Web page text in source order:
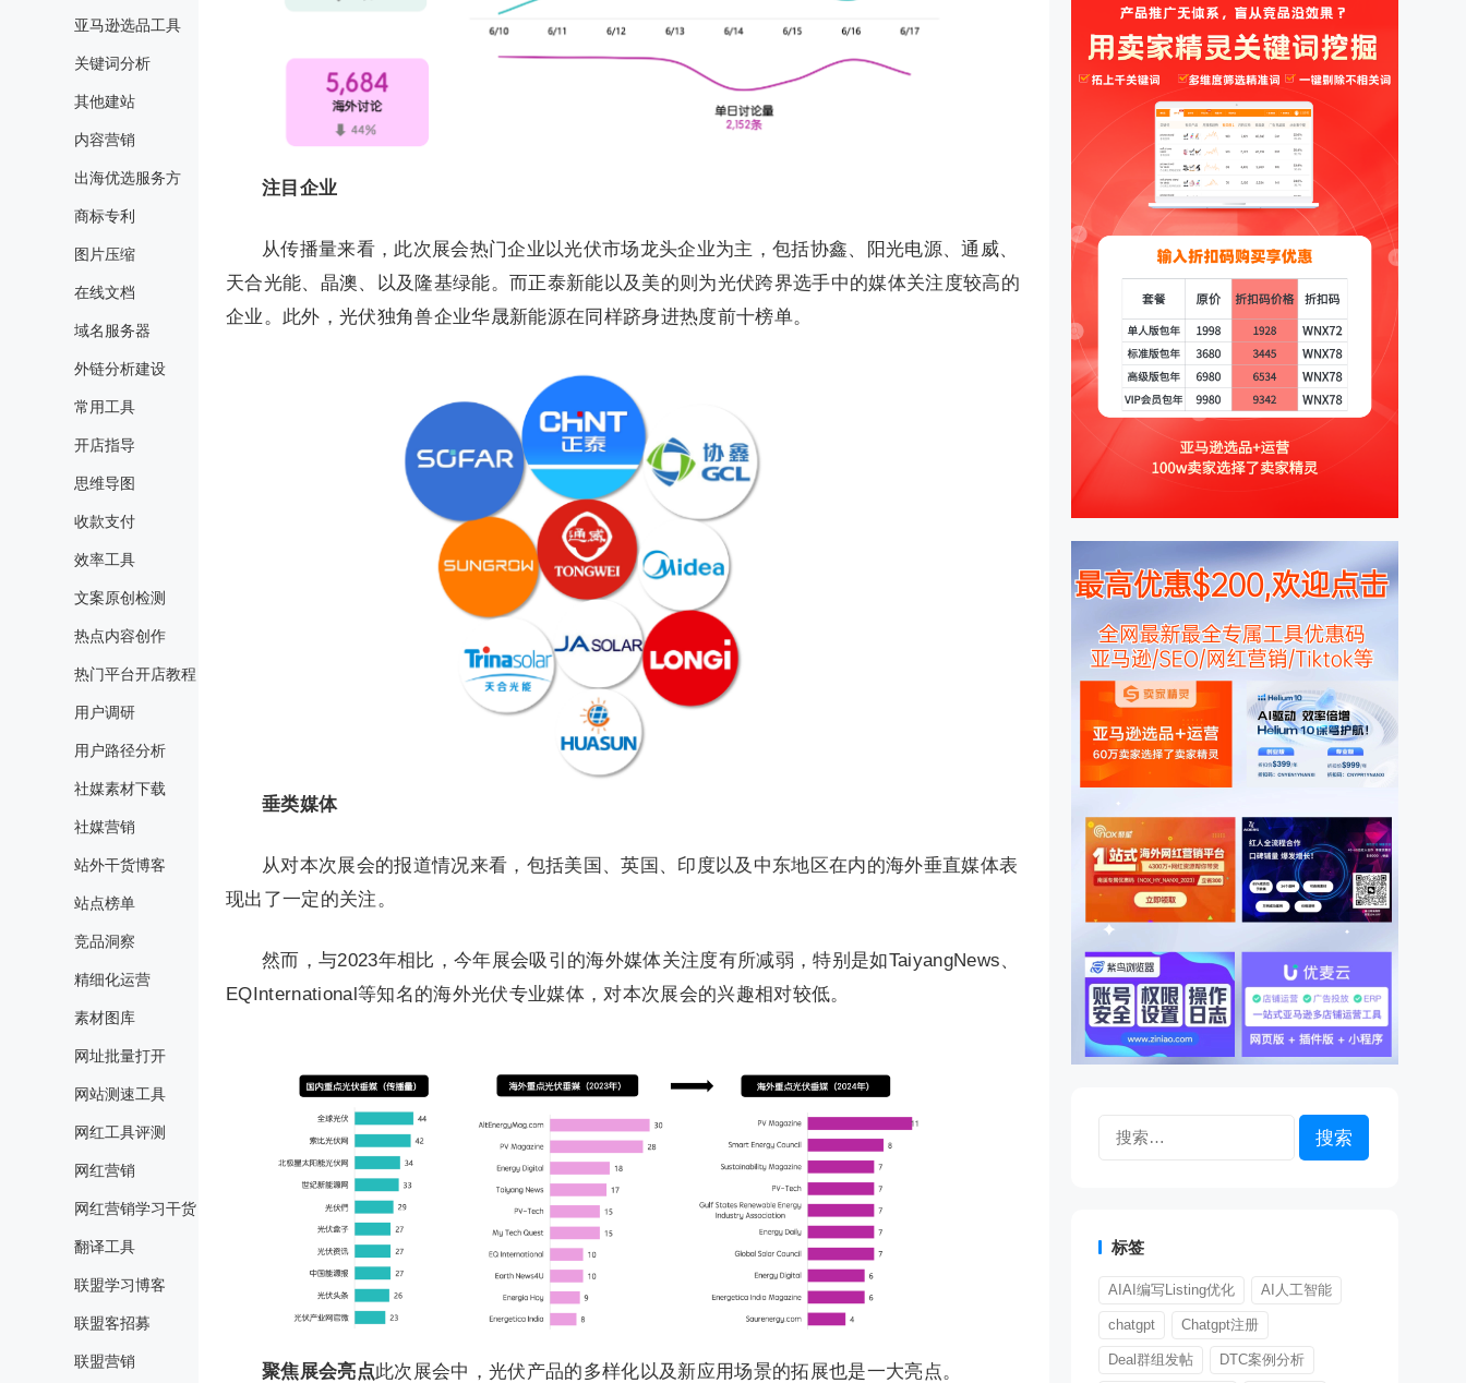
亚马逊选品工具
关键词分析
其他建站
内容营销
出海优选服务方
商标专利
图片压缩
在线文档
域名服务器
外链分析建设
常用工具
开店指导
思维导图
收款支付
效率工具
文案原创检测
热点内容创作
热门平台开店教程
用户调研
用户路径分析
社媒素材下载
社媒营销
站外干货博客
站点榜单
竞品洞察
精细化运营
素材图库
网址批量打开
网站测速工具
网红工具评测
网红营销
网红营销学习干货
翻译工具
联盟学习博客
联盟客招募
联盟营销
注目企业
从传播量来看，此次展会热门企业以光伏市场龙头企业为主，包括协鑫、阳光电源、通威、
天合光能、晶澳、以及隆基绿能。而正泰新能以及美的则为光伏跨界选手中的媒体关注度较高的
企业。此外，光伏独角兽企业华晟新能源在同样跻身进热度前十榜单。
垂类媒体
从对本次展会的报道情况来看，包括美国、英国、印度以及中东地区在内的海外垂直媒体表
现出了一定的关注。
然而，与2023年相比，今年展会吸引的海外媒体关注度有所减弱，特别是如TaiyangNews、
EQInternational等知名的海外光伏专业媒体，对本次展会的兴趣相对较低。
聚焦展会亮点此次展会中，光伏产品的多样化以及新应用场景的拓展也是一大亮点。
标签
AIAI编写Listing优化 AI人工智能
chatgpt Chatgpt注册
Deal群组发帖 DTC案例分析